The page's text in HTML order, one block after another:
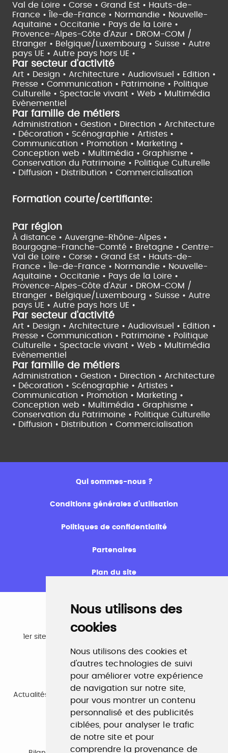
Nous utilisons des
cookies
Nous utilisons des cookies et
d'autres technologies de suivi
pour améliorer votre expérience
de navigation sur notre site,
pour vous montrer un contenu
personnalisé et des publicités
ciblées, pour analyser le trafic
de notre site et pour
comprendre la provenance de
Val de Loire • Corse • Grand Est • Hauts-de-
France •
Île-de-France • Normandie • Nouvelle-
Aquitaine • Occitanie • Pays de la Loire •
Provence-Alpes-Côte d'Azur • DROM-COM /
Etranger • Belgique/Luxembourg • Suisse • Autre
pays UE • Autre pays hors UE •
Par secteur d'activité
Art • Design • Architecture • Audiovisuel • Edition •
Presse • Communication • Patrimoine • Politique
Culturelle • Spectacle vivant • Web • Multimédia
Evènementiel
Par famille de métiers
Administration • Gestion • Direction • Architecture
• Décoration • Scénographie • Artistes •
Communication • Promotion • Marketing •
Conception web • Multimédia • Graphisme •
Conservation du Patrimoine • Politique Culturelle
• Diffusion • Distribution • Commercialisation
Formation courte/certifiante:
Par région
À distance • Auvergne-Rhône-Alpes •
Bourgogne-Franche-Comté • Bretagne • Centre-
Val de Loire • Corse • Grand Est • Hauts-de-
France •
Île-de-France • Normandie • Nouvelle-
Aquitaine • Occitanie • Pays de la Loire •
Provence-Alpes-Côte d'Azur • DROM-COM /
Etranger • Belgique/Luxembourg • Suisse • Autre
pays UE • Autre pays hors UE •
Par secteur d'activité
Art • Design • Architecture • Audiovisuel • Edition •
Presse • Communication • Patrimoine • Politique
Culturelle • Spectacle vivant • Web • Multimédia
Evènementiel
Par famille de métiers
Administration • Gestion • Direction • Architecture
• Décoration • Scénographie • Artistes •
Communication • Promotion • Marketing •
Conception web • Multimédia • Graphisme •
Conservation du Patrimoine • Politique Culturelle
• Diffusion • Distribution • Commercialisation
Qui sommes-nous ?
Conditions générales d’utilisation
Politiques de confidentialité
Partenaires
Plan du site
Emploi
1er site emploi du secteur culturel 784.000 visites et
www.profilculture.com
Formation
Actualités, guide et annuaire des formations aux métiers
de la culture.
www.profilculture-formation.com
Accompagnement professionnel